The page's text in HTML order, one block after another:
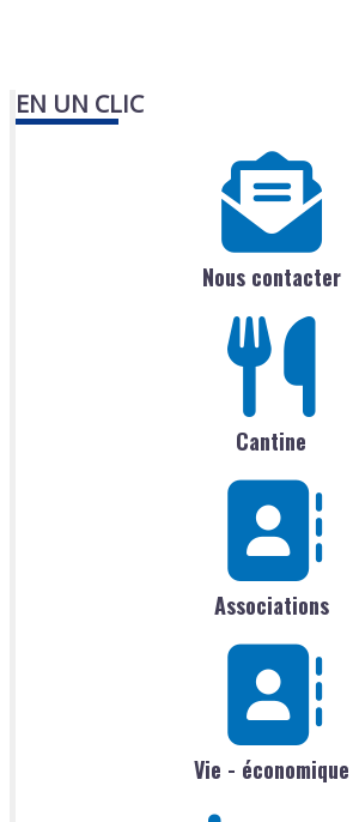
EN UN CLIC
Nous contacter
Cantine
Associations
Vie - économique